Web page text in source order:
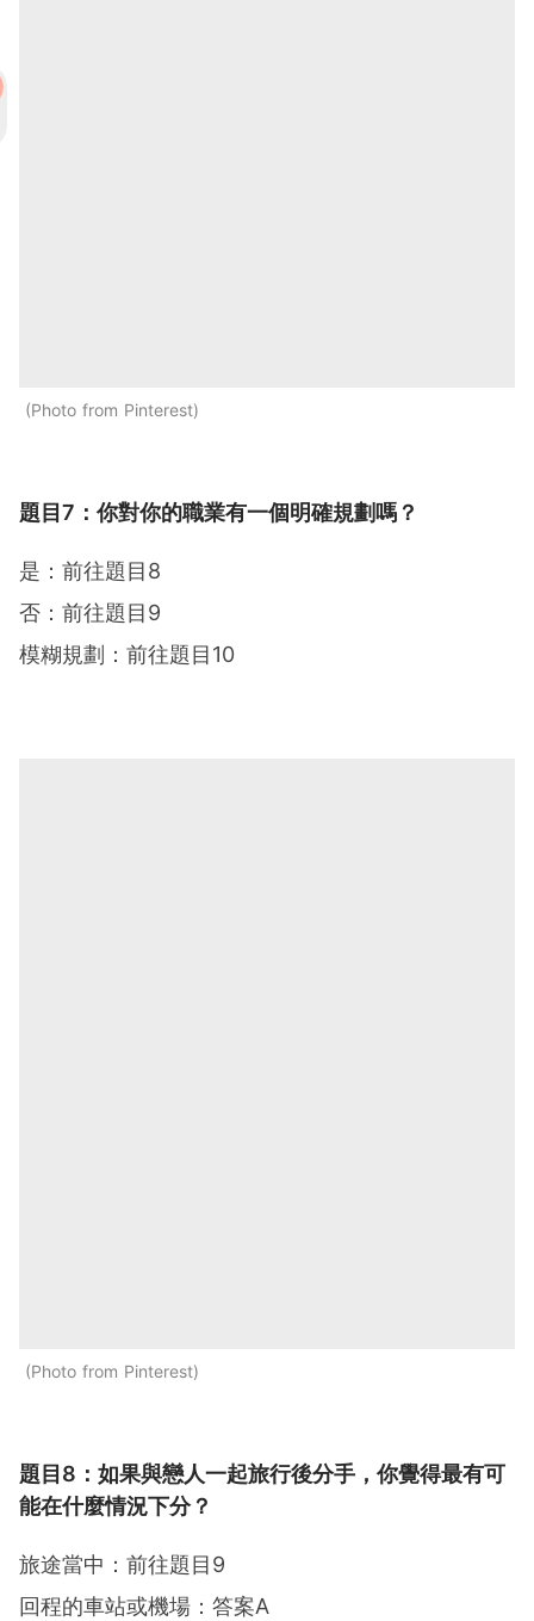
Photo from Pinterest
題目7：你對你的職業有一個明確規劃嗎？
是：前往題目8
否：前往題目9
模糊規劃：前往題目10
Photo from Pinterest
題目8：如果與戀人一起旅行後分手，你覺得最有可
能在什麼情況下分？
旅途當中：前往題目9
回程的車站或機場：答案A